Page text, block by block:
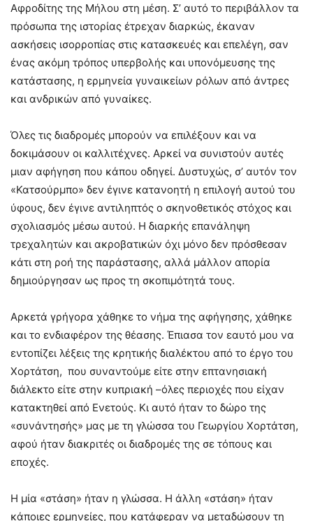
Αφροδίτης της Μήλου στη μέση. Σ’ αυτό το περιβάλλον τα
πρόσωπα της ιστορίας έτρεχαν διαρκώς, έκαναν
ασκήσεις ισορροπίας στις κατασκευές και επελέγη, σαν
ένας ακόμη τρόπος υπερβολής και υπονόμευσης της
κατάστασης, η ερμηνεία γυναικείων ρόλων από άντρες
και ανδρικών από γυναίκες.
Όλες τις διαδρομές μπορούν να επιλέξουν και να
δοκιμάσουν οι καλλιτέχνες. Αρκεί να συνιστούν αυτές
μιαν αφήγηση που κάπου οδηγεί. Δυστυχώς, σ’ αυτόν τον
«Κατσούρμπο» δεν έγινε κατανοητή η επιλογή αυτού του
ύφους, δεν έγινε αντιληπτός ο σκηνοθετικός στόχος και
σχολιασμός μέσω αυτού. Η διαρκής επανάληψη
τρεχαλητών και ακροβατικών όχι μόνο δεν πρόσθεσαν
κάτι στη ροή της παράστασης, αλλά μάλλον απορία
δημιούργησαν ως προς τη σκοπιμότητά τους.
Αρκετά γρήγορα χάθηκε το νήμα της αφήγησης, χάθηκε
και το ενδιαφέρον της θέασης. Έπιασα τον εαυτό μου να
εντοπίζει λέξεις της κρητικής διαλέκτου από το έργο του
Χορτάτση, που συναντούμε είτε στην επτανησιακή
διάλεκτο είτε στην κυπριακή –όλες περιοχές που είχαν
κατακτηθεί από Ενετούς. Κι αυτό ήταν το δώρο της
«συνάντησής» μας με τη γλώσσα του Γεωργίου Χορτάτση,
αφού ήταν διακριτές οι διαδρομές της σε τόπους και
εποχές.
Η μία «στάση» ήταν η γλώσσα. Η άλλη «στάση» ήταν
κάποιες ερμηνείες, που κατάφεραν να μεταδώσουν τη